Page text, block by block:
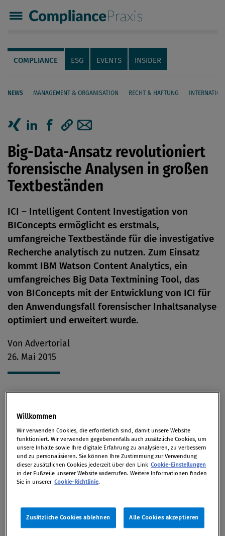
Compliance Praxis
Servicenavigation
Navigation
COMPLIANCE ESG EVENTS INSIDER
NEWS MANAGEMENT & ORGANISATION RECHT & HAFTUNG
Seiteninhalt
Artikel auf Xing teilen
Artikel auf linkedIn teilen
Artikel auf Facebook teilen
Artikellink kopieren
Artikel per Mail teilen
Big-Data-Ansatz revolutioniert
forensische Analysen in großen
Textbeständen
ICI – Intelligent Content Investigation von
BIConcepts ermöglicht es erstmals,
umfangreiche Textbestände für die investigative
Recherche analytisch zu nutzen. Zum Einsatz
kommt IBM Watson Content Analytics, ein
umfangreiches Big Data Textmining Tool, das
von BIConcepts mit der Entwicklung von ICI für
den Anwendungsfall forensischer Inhaltsanalyse
optimiert und erweitert wurde.
Von Advertorial
26. Mai 2015
geschweige denn sichergestellter elektronischer
Dokumente, stellt im Kontext historisch
entstandener Vorgehensweisen eine zunehmende
Herausforderung dar. Selbst computerunterstütze
Methoden1, die darauf abzielen, über
Relevanzkriterien eine
Dokumentenanzahl zu erreichen, sind kritisch zu
sehen und bei den heutigen Datenvolumina nicht
Willkommen
Wir verwenden Cookies, die erforderlich sind, damit unsere Website
funktioniert. Wir verwenden gegebenenfalls auch zusätzliche Cookies, um
unsere Inhalte sowie Ihre digitale Erfahrung zu analysieren, zu verbessern
und zu personalisieren. Sie können Ihre Zustimmung zur Verwendung
dieser zusätzlichen Cookies jederzeit über den Link Cookie-Einstellungen
in der Fußzeile unserer Website widerrufen. Weitere Informationen finden
Sie in unserer Cookie-Richtlinie.
Zusätzliche Cookies ablehnen Alle Cookies akzeptieren